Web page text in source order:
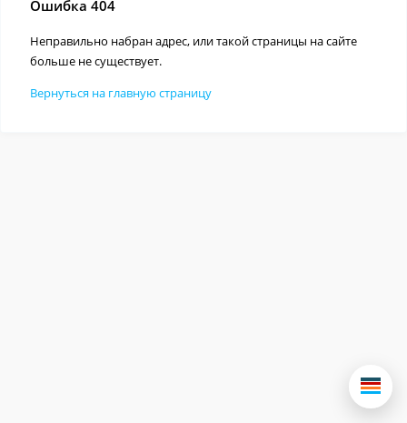
Ошибка 404
Неправильно набран адрес, или такой страницы на сайте
больше не существует.
Вернуться на главную страницу